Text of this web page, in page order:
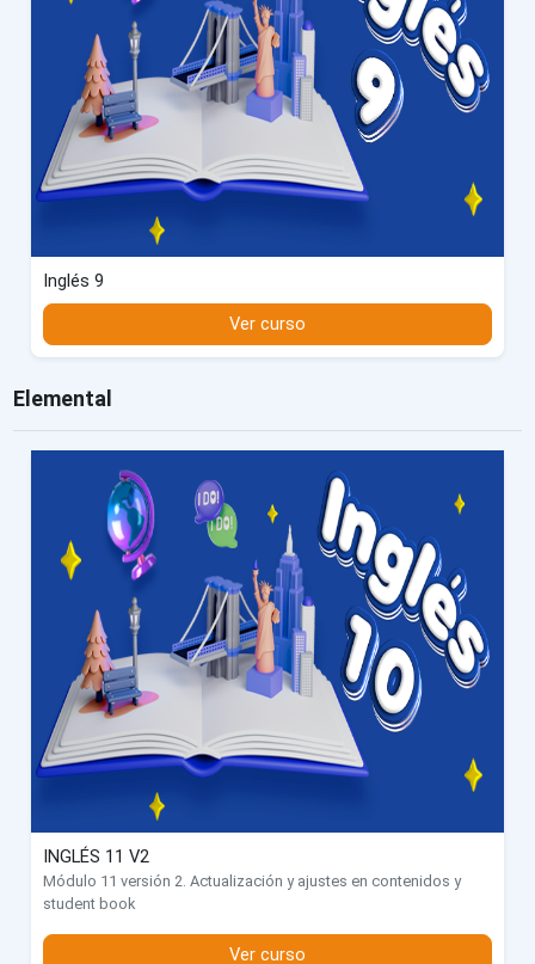
Inglés 9
Ver curso
Elemental
INGLÉS 11 V2
Módulo 11 versión 2. Actualización y ajustes en contenidos y
student book
Ver curso